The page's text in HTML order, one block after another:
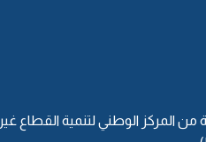
المركز الوطني لتنمية القطاع غير